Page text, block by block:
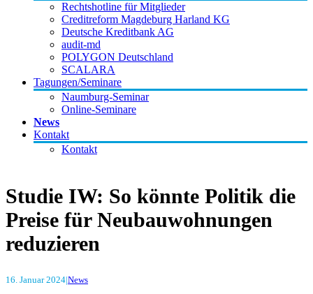
Rechtshotline für Mitglieder
Creditreform Magdeburg Harland KG
Deutsche Kreditbank AG
audit-md
POLYGON Deutschland
SCALARA
Tagungen/Seminare
Naumburg-Seminar
Online-Seminare
News
Kontakt
Kontakt
Studie IW: So könnte Politik die
Preise für Neubauwohnungen
reduzieren
16. Januar 2024|News